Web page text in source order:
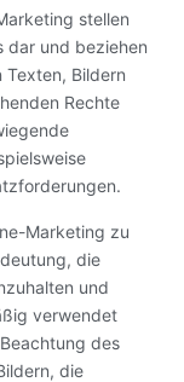
stellen
dar und beziehen
Bildern
Rechte
Marketing zu
die
und
verwendet
des
die